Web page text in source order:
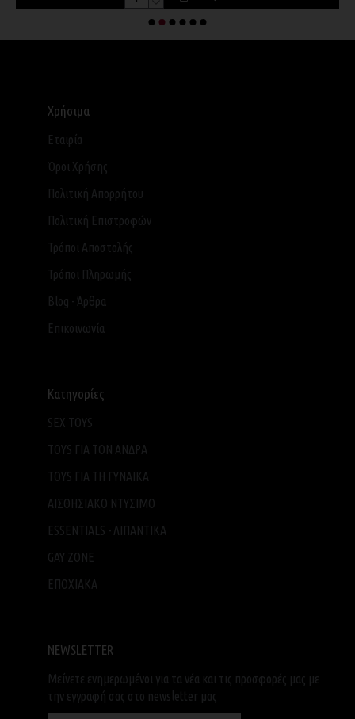
Χρήσιμα
Εταιρία
Όροι Χρήσης
Πολιτική Απορρήτου
Πολιτική Επιστροφών
Τρόποι Αποστολής
Τρόποι Πληρωμής
Blog - Άρθρα
Επικοινωνία
Κατηγορίες
SEX TOYS
TOYS ΓΙΑ ΤΟΝ ΑΝΔΡΑ
TOYS ΓΙΑ ΤH ΓΥΝΑΙΚΑ
ΑΙΣΘΗΣΙΑΚΟ ΝΤΥΣΙΜΟ
ESSENTIALS - ΛΙΠΑΝΤΙΚΑ
GAY ZONE
ΕΠΟΧΙΑΚΑ
NEWSLETTER
Μείνετε ενημερωμένοι για τα νέα και τις προσφορές μας με
την εγγραφή σας στο newsletter μας